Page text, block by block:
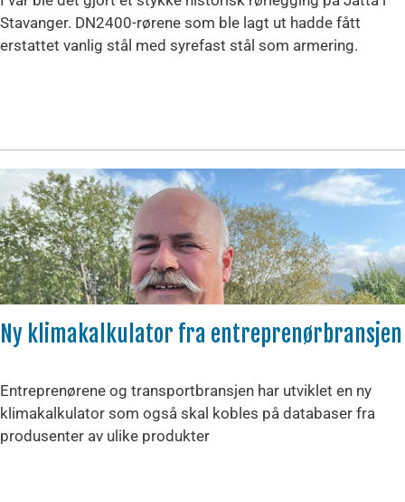
Stavanger. DN2400-rørene som ble lagt ut hadde fått
erstattet vanlig stål med syrefast stål som armering.
Ny klimakalkulator fra entreprenørbransjen
Entreprenørene og transportbransjen har utviklet en ny
klimakalkulator som også skal kobles på databaser fra
produsenter av ulike produkter